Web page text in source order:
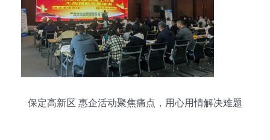
保定高新区 惠企活动聚焦痛点，用心用情解决难题